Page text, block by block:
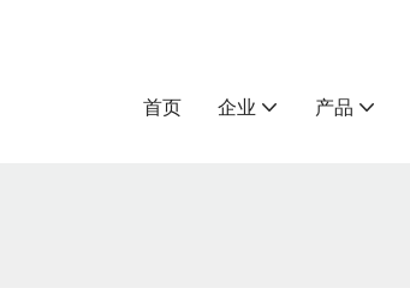
首页 企业 产品